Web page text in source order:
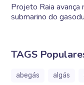
Projeto Raia
submarino do
TAGS
abegás algás